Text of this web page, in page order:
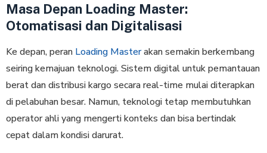
Masa Depan Loading Master:
Otomatisasi dan Digitalisasi
Ke depan, peran Loading Masterakan semakin berkembang
seiring kemajuan teknologi. Sistem digital untuk pemantauan
berat dan distribusi kargo secara real-time mulai diterapkan
di pelabuhan besar. Namun, teknologi tetap membutuhkan
operator ahli yang mengerti konteks dan bisa bertindak
cepat dalam kondisi darurat.